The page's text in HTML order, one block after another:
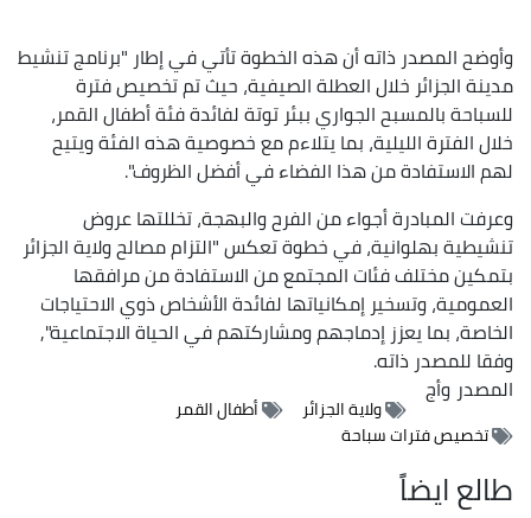
وأوضح المصدر ذاته أن هذه الخطوة تأتي في إطار "برنامج تنشيط
مدينة الجزائر خلال العطلة الصيفية، حيث تم تخصيص فترة
للسباحة بالمسبح الجواري ببئر توتة لفائدة فئة أطفال القمر،
خلال الفترة الليلية، بما يتلاءم مع خصوصية هذه الفئة ويتيح
لهم الاستفادة من هذا الفضاء في أفضل الظروف".
وعرفت المبادرة أجواء من الفرح والبهجة، تخللتها عروض
تنشيطية بهلوانية، في خطوة تعكس "التزام مصالح ولاية الجزائر
بتمكين مختلف فئات المجتمع من الاستفادة من مرافقها
العمومية، وتسخير إمكانياتها لفائدة الأشخاص ذوي الاحتياجات
الخاصة، بما يعزز إدماجهم ومشاركتهم في الحياة الاجتماعية",
وفقا للمصدر ذاته.
المصدروأج
ولاية الجزائر
أطفال القمر
تخصيص فترات سباحة
طالع ايضاً